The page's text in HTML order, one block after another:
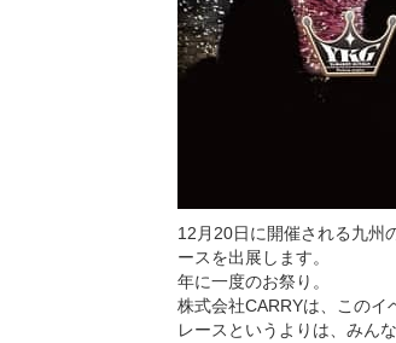
12月20日に開催される九州
ースを出展します。
年に一度のお祭り。
株式会社CARRYは、このイ
レースというよりは、みん